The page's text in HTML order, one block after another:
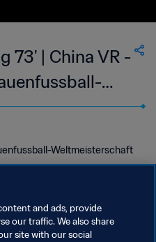
73' | China VR -
1999™
Weltmeisterschaft
and ads, provide
our traffic. We also share
site with our social